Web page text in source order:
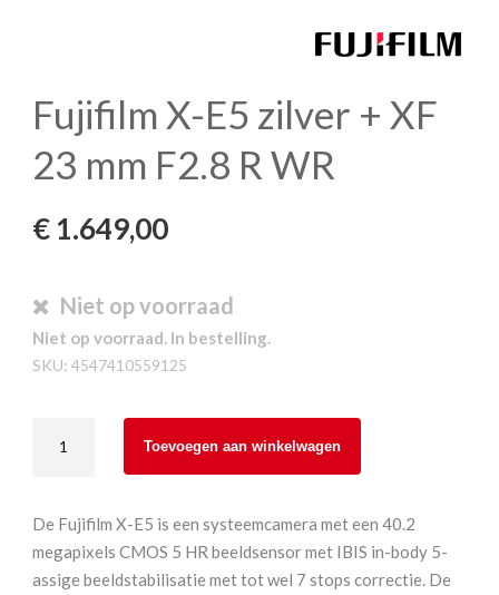
Fujifilm X-E5 zilver + XF
23 mm F2.8 R WR
€ 1.649,00
Niet op voorraad
Niet op voorraad. In bestelling.
SKU: 4547410559125
zilver
Toevoegen aan winkelwagen
De Fujifilm X-E5 is een systeemcamera met een 40.2
megapixels CMOS 5 HR beeldsensor met IBIS in-body 5-
assige beeldstabilisatie met tot wel 7 stops correctie. De